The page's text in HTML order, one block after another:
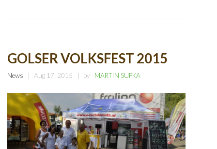
GOLSER VOLKSFEST 2015
News Aug 17, 2015 by MARTIN SUPKA